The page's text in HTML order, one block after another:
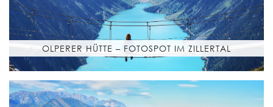
OLPERER HÜTTE – FOTOSPOT IM ZILLERTAL